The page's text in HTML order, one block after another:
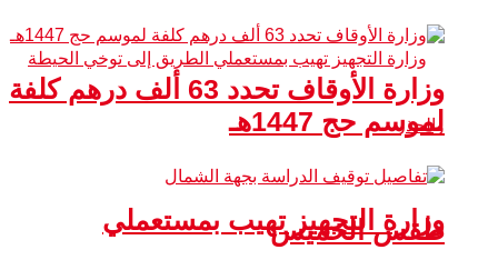
وزارة التجهيز تهيب بمستعملي
وزارة الأوقاف تحدد 63 ألف درهم كلفة
لموسم حج 1447هـ
طقس الخميس